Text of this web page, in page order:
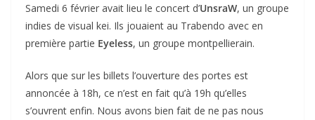
Samedi 6 février avait lieu le concert d’UnsraW, un groupe
indies de visual kei. Ils jouaient au Trabendo avec en
première partie Eyeless, un groupe montpellierain.
Alors que sur les billets l’ouverture des portes est
annoncée à 18h, ce n’est en fait qu’à 19h qu’elles
s’ouvrent enfin. Nous avons bien fait de ne pas nous